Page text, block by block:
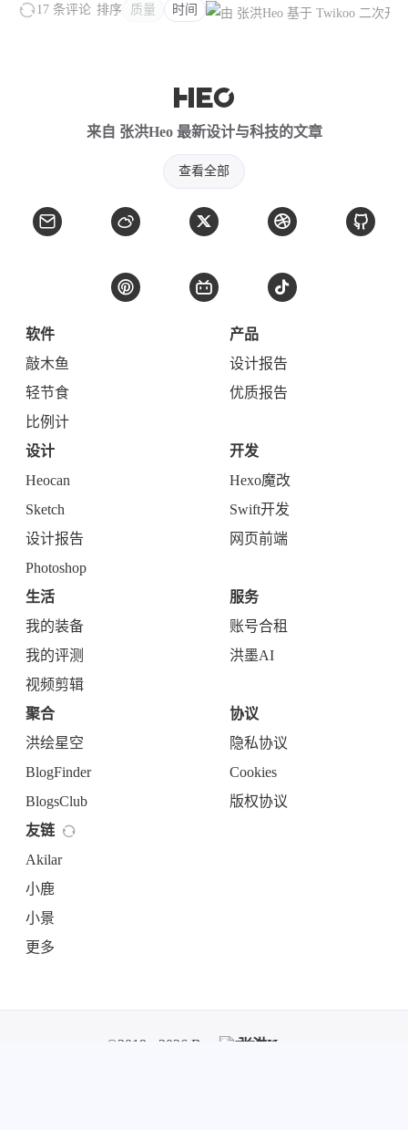
17 条评论 排序 质量 时间
来自 张洪Heo 最新设计与科技的文章
查看全部
软件
敲木鱼
轻节食
比例计
产品
设计报告
优质报告
设计
Heocan
Sketch
设计报告
Photoshop
开发
Hexo魔改
Swift开发
网页前端
生活
我的装备
我的评测
视频剪辑
服务
账号合租
洪墨AI
聚合
洪绘星空
BlogFinder
BlogsClub
协议
隐私协议
Cookies
版权协议
友链
Akilar
小鹿
小景
更多
©2019 - 2026 By 张洪Heo